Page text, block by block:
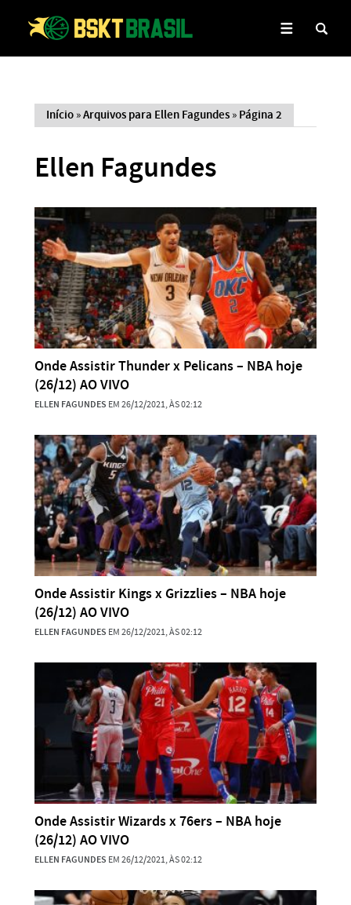
Início »Arquivos para Ellen Fagundes » Página 2
Ellen Fagundes
Onde Assistir Thunder x Pelicans – NBA hoje
(26/12) AO VIVO
ELLEN FAGUNDES EM 26/12/2021, ÀS 02:12
Onde Assistir Kings x Grizzlies – NBA hoje
(26/12) AO VIVO
ELLEN FAGUNDES EM 26/12/2021, ÀS 02:12
Onde Assistir Wizards x 76ers – NBA hoje
(26/12) AO VIVO
ELLEN FAGUNDES EM 26/12/2021, ÀS 02:12